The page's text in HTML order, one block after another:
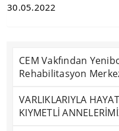
30.05.2022
CEM Vakfından
Rehabilitasyon
VARLIKLARIYLA
KIYMETLİ